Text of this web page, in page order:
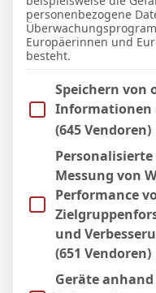
Micha
Website
WEITERE ARTIKEL
personenbezogene
Europäerinnen und
besteht.
Im Folgenden finden
Speichern von
Informationen
(645 Vendoren)
Messung von
Performance
und
(651 Vendoren)
Geräte